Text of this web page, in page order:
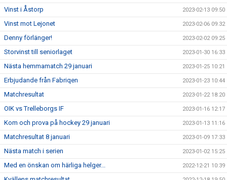
Vinst i Åstorp 2023-02-13 09:50
Vinst mot Lejonet 2023-02-06 09:32
Denny förlänger! 2023-02-02 09:25
Storvinst till seniorlaget 2023-01-30 16:33
Nästa hemmamatch 29 januari 2023-01-25 10:21
Erbjudande från Fabriqen 2023-01-23 10:44
Matchresultat 2023-01-22 18:20
OIK vs Trelleborgs IF 2023-01-16 12:17
Kom och prova på hockey 29 januari 2023-01-13 11:16
Matchresultat 8 januari 2023-01-09 17:33
Nästa match i serien 2023-01-02 15:25
Med en önskan om härliga helger... 2022-12-21 10:39